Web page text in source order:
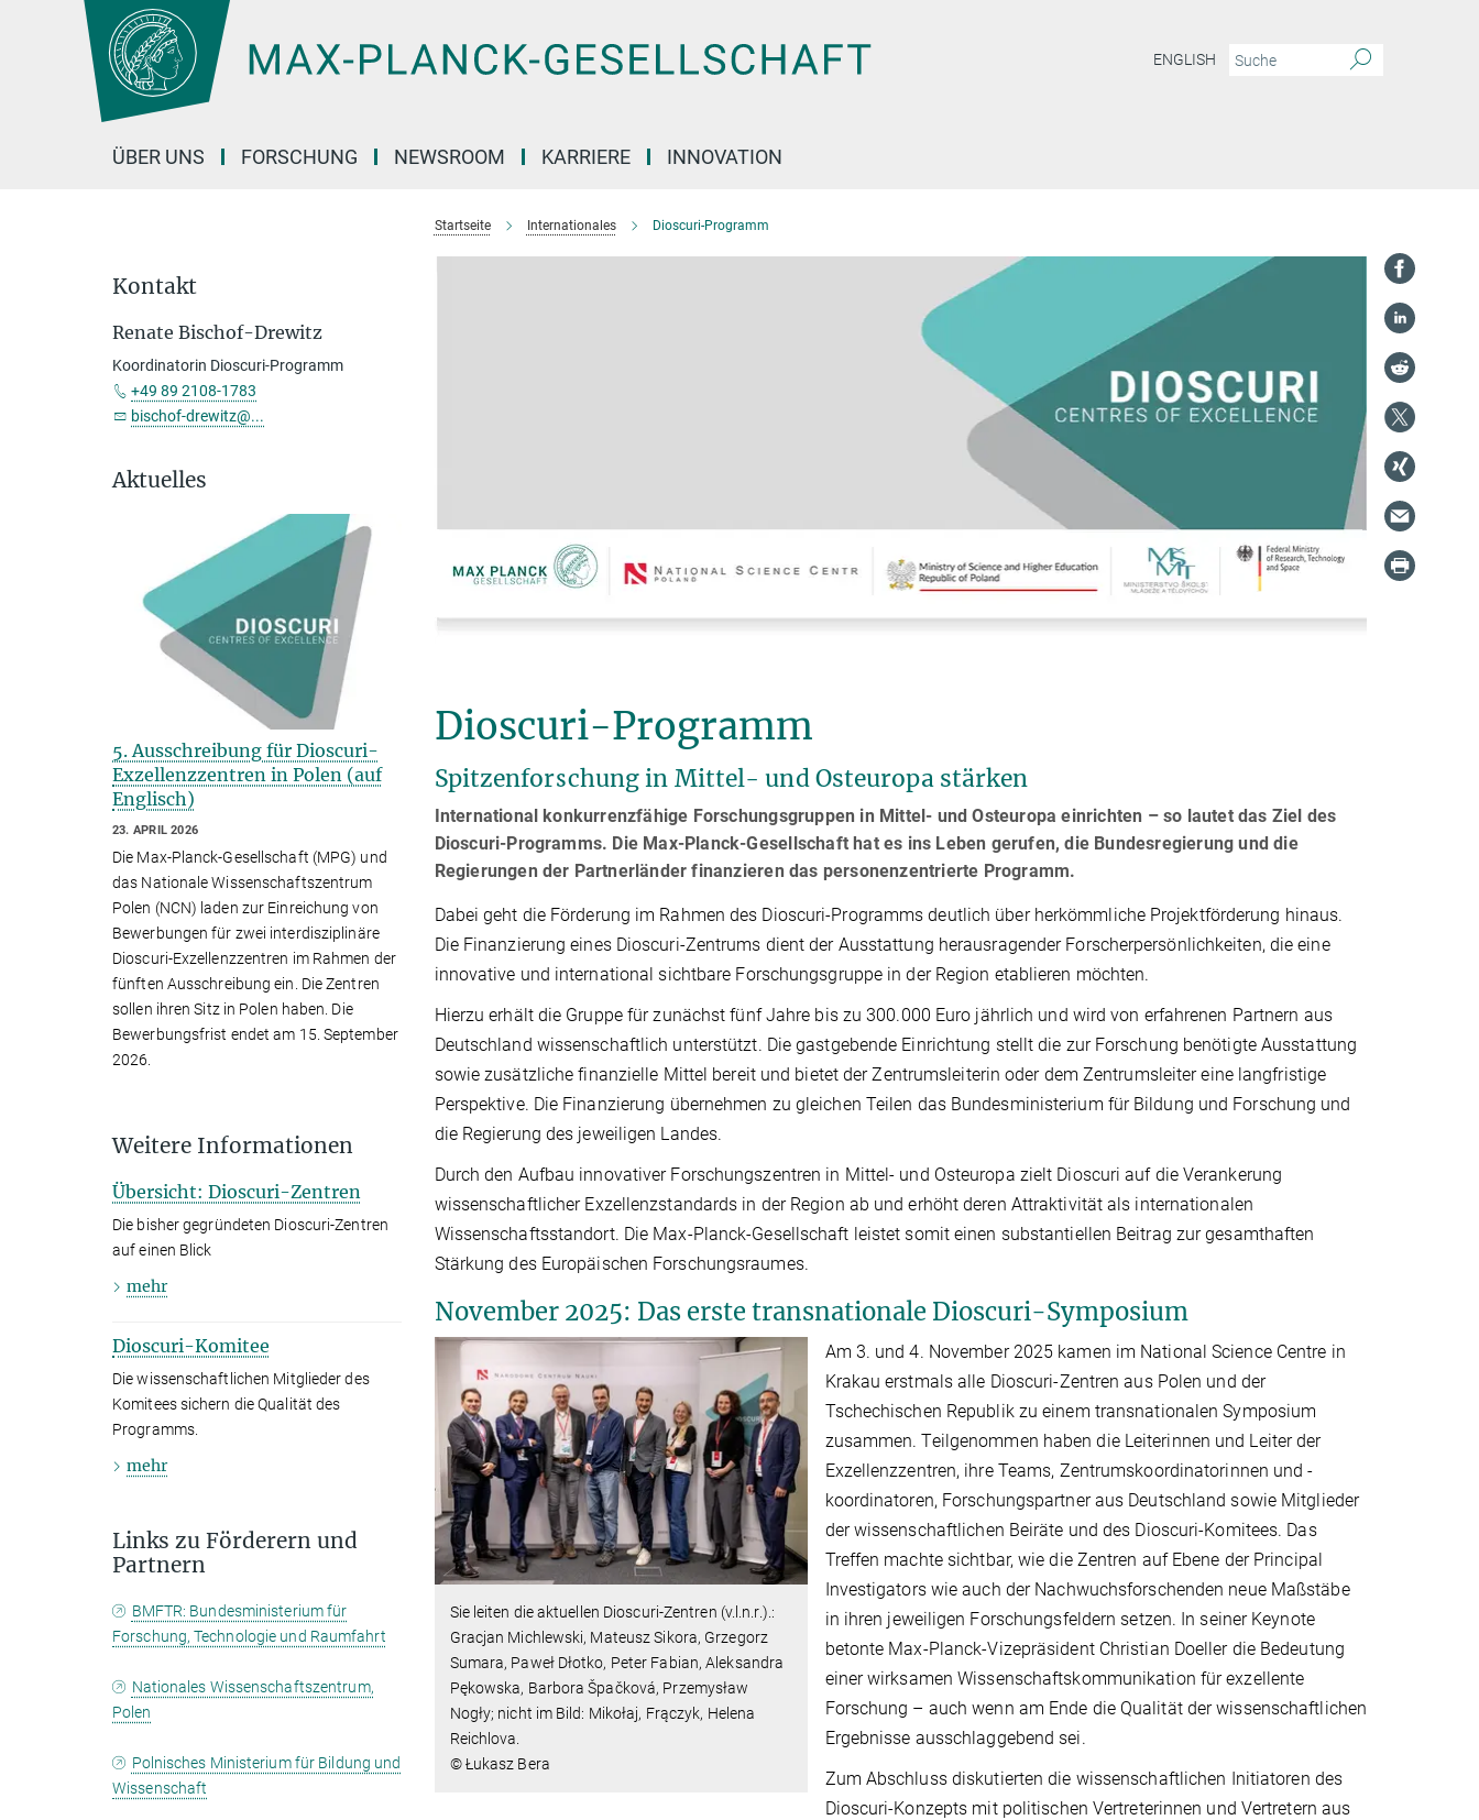
Hauptinhalt
ENGLISH
ÜBER UNS FORSCHUNG NEWSROOM KARRIERE INNOVATION
Startseite Internationales Dioscuri-Programm
Dioscuri-Programm
Spitzenforschung in Mittel- und Osteuropa stärken
International konkurrenzfähige Forschungsgruppen in Mittel- und Osteuropa einrichten – so lautet das Ziel des
Dioscuri-Programms. Die Max-Planck-Gesellschaft hat es ins Leben gerufen, die Bundesregierung und die
Regierungen der Partnerländer finanzieren das personenzentrierte Programm.
Dabei geht die Förderung im Rahmen des Dioscuri-Programms deutlich über herkömmliche Projektförderung hinaus.
Die Finanzierung eines Dioscuri-Zentrums dient der Ausstattung herausragender Forscherpersönlichkeiten, die eine
innovative und international sichtbare Forschungsgruppe in der Region etablieren möchten.
Hierzu erhält die Gruppe für zunächst fünf Jahre bis zu 300.000 Euro jährlich und wird von erfahrenen Partnern aus
Deutschland wissenschaftlich unterstützt. Die gastgebende Einrichtung stellt die zur Forschung benötigte Ausstattung
sowie zusätzliche finanzielle Mittel bereit und bietet der Zentrumsleiterin oder dem Zentrumsleiter eine langfristige
Perspektive. Die Finanzierung übernehmen zu gleichen Teilen das Bundesministerium für Bildung und Forschung und
die Regierung des jeweiligen Landes.
Durch den Aufbau innovativer Forschungszentren in Mittel- und Osteuropa zielt Dioscuri auf die Verankerung
wissenschaftlicher Exzellenzstandards in der Region ab und erhöht deren Attraktivität als internationalen
Wissenschaftsstandort. Die Max-Planck-Gesellschaft leistet somit einen substantiellen Beitrag zur gesamthaften
Stärkung des Europäischen Forschungsraumes.
November 2025: Das erste transnationale Dioscuri-Symposium
Sie leiten die aktuellen Dioscuri-Zentren (v.l.n.r.).:
Gracjan Michlewski, Mateusz Sikora, Grzegorz
Sumara, Paweł Dłotko, Peter Fabian, Aleksandra
Pękowska, Barbora Špačková, Przemysław
Nogły; nicht im Bild: Mikołaj, Frączyk, Helena
Reichlova.
© Łukasz Bera
Am 3. und 4. November 2025 kamen im National Science Centre in
Krakau erstmals alle Dioscuri-Zentren aus Polen und der
Tschechischen Republik zu einem transnationalen Symposium
zusammen. Teilgenommen haben die Leiterinnen und Leiter der
Exzellenzzentren, ihre Teams, Zentrumskoordinatorinnen und -
koordinatoren, Forschungspartner aus Deutschland sowie Mitglieder
der wissenschaftlichen Beiräte und des Dioscuri-Komitees. Das
Treffen machte sichtbar, wie die Zentren auf Ebene der Principal
Investigators wie auch der Nachwuchsforschenden neue Maßstäbe
in ihren jeweiligen Forschungsfeldern setzen. In seiner Keynote
betonte Max-Planck-Vizepräsident Christian Doeller die Bedeutung
einer wirksamen Wissenschaftskommunikation für exzellente
Forschung – auch wenn am Ende die Qualität der wissenschaftlichen
Ergebnisse ausschlaggebend sei.
Zum Abschluss diskutierten die wissenschaftlichen Initiatoren des
Dioscuri-Konzepts mit politischen Vertreterinnen und Vertretern aus
Kontakt
Renate Bischof-Drewitz
Koordinatorin Dioscuri-Programm
+49 89 2108-1783
bischof-drewitz@...
Aktuelles
5. Ausschreibung für Dioscuri-
Exzellenzzentren in Polen (auf
Englisch)
23. APRIL 2026
Die Max-Planck-Gesellschaft (MPG) und
das Nationale Wissenschaftszentrum
Polen (NCN) laden zur Einreichung von
Bewerbungen für zwei interdisziplinäre
Dioscuri-Exzellenzzentren im Rahmen der
fünften Ausschreibung ein. Die Zentren
sollen ihren Sitz in Polen haben. Die
Bewerbungsfrist endet am 15. September
2026.
Weitere Informationen
Übersicht: Dioscuri-Zentren
Die bisher gegründeten Dioscuri-Zentren
auf einen Blick
mehr
Dioscuri-Komitee
Die wissenschaftlichen Mitglieder des
Komitees sichern die Qualität des
Programms.
mehr
Links zu Förderern und
Partnern
BMFTR: Bundesministerium für
Forschung, Technologie und Raumfahrt
Nationales Wissenschaftszentrum,
Polen
Polnisches Ministerium für Bildung und
Wissenschaft